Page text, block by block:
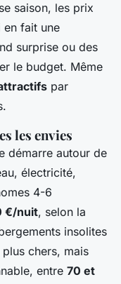
saison, les prix
en fait une
surprise ou des
le budget. Même
par
les envies
démarre autour de
électricité,
4-6
€/nuit, selon la
insolites
chers, mais
entre 70 et